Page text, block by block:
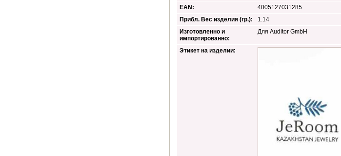
EAN:
4005127031285
Прибл. Вес изделия (гр.):
1.14
Изготовленно и
импортированно:
Для Auditor GmbH
Этикет на изделии: